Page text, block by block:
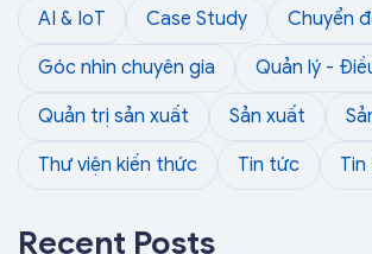
AI & IoT Case Study Chuyển
Góc nhìn chuyên gia Quản lý -
Quản trị sản xuất Sản xuất
Thư viện kiến thức Tin tức Tin
Recent Posts